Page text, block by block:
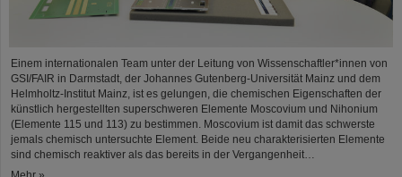
Einem internationalen Team unter der Leitung von Wissenschaftler*innen von
GSI/FAIR in Darmstadt, der Johannes Gutenberg-Universität Mainz und dem
Helmholtz-Institut Mainz, ist es gelungen, die chemischen Eigenschaften der
künstlich hergestellten superschweren Elemente Moscovium und Nihonium
(Elemente 115 und 113) zu bestimmen. Moscovium ist damit das schwerste
jemals chemisch untersuchte Element. Beide neu charakterisierten Elemente
sind chemisch reaktiver als das bereits in der Vergangenheit…